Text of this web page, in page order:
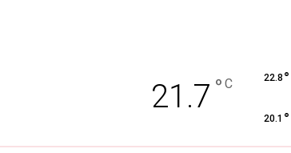
21.7 ° C 22.8 °
20.1 °